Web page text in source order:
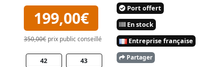
199,00€
350,00€ prix public conseillé
42 43
Port offert
En stock
Entreprise française
Partager